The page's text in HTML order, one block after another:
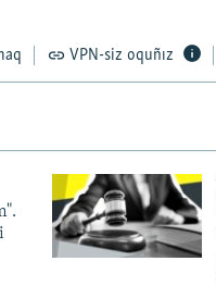
VPN-siz oquñız